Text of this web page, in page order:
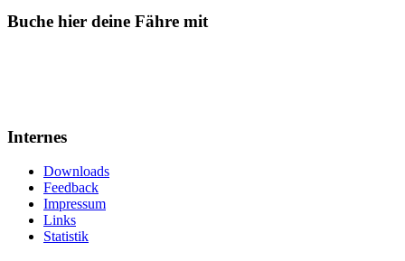
Buche hier deine Fähre mit
Internes
Downloads
Feedback
Impressum
Links
Statistik